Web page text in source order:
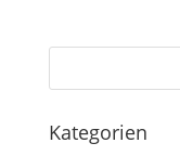
Kategorien